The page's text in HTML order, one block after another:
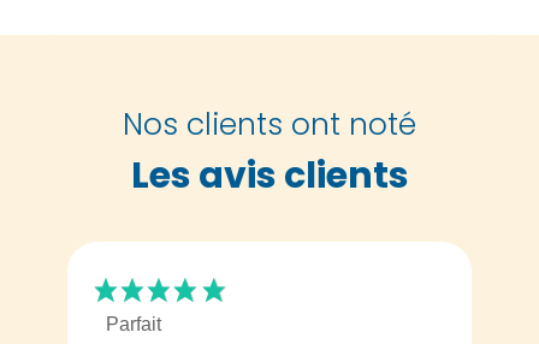
Nos clients ont noté
Les avis clients
Parfait